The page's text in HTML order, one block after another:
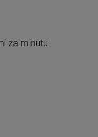
za minutu